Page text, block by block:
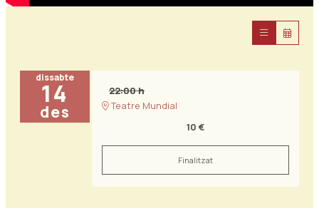
dissabte
14
des
22:00 h
Teatre Mundial
10 €
Finalitzat